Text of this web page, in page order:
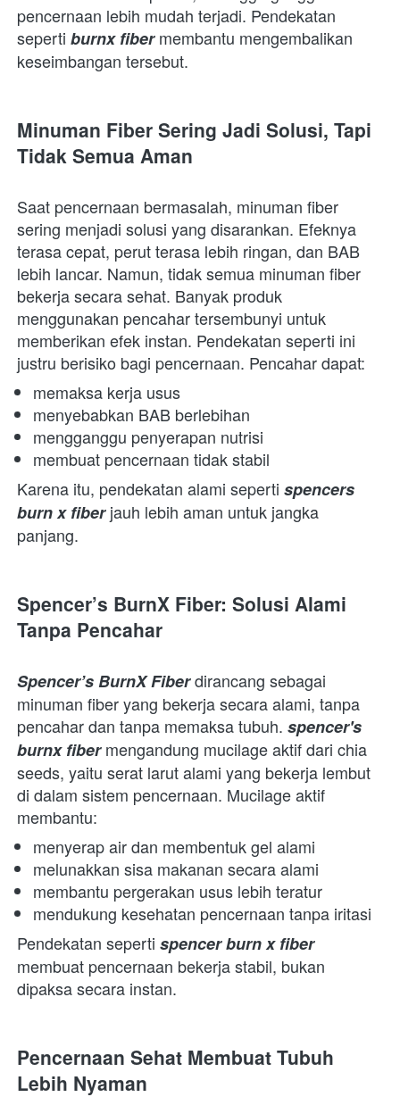
pencernaan lebih mudah terjadi. Pendekatan
seperti burnx fiber membantu mengembalikan
keseimbangan tersebut.
Minuman Fiber Sering Jadi Solusi, Tapi
Tidak Semua Aman
Saat pencernaan bermasalah, minuman fiber
sering menjadi solusi yang disarankan. Efeknya
terasa cepat, perut terasa lebih ringan, dan BAB
lebih lancar. Namun, tidak semua minuman fiber
bekerja secara sehat. Banyak produk
menggunakan pencahar tersembunyi untuk
memberikan efek instan. Pendekatan seperti ini
justru berisiko bagi pencernaan. Pencahar dapat:
memaksa kerja usus
menyebabkan BAB berlebihan
mengganggu penyerapan nutrisi
membuat pencernaan tidak stabil
Karena itu, pendekatan alami seperti spencers
burn x fiber jauh lebih aman untuk jangka
panjang.
Spencer’s BurnX Fiber: Solusi Alami
Tanpa Pencahar
Spencer’s BurnX Fiber dirancang sebagai
minuman fiber yang bekerja secara alami, tanpa
pencahar dan tanpa memaksa tubuh. spencer's
burnx fiber mengandung mucilage aktif dari chia
seeds, yaitu serat larut alami yang bekerja lembut
di dalam sistem pencernaan. Mucilage aktif
membantu:
menyerap air dan membentuk gel alami
melunakkan sisa makanan secara alami
membantu pergerakan usus lebih teratur
mendukung kesehatan pencernaan tanpa iritasi
Pendekatan seperti spencer burn x fiber
membuat pencernaan bekerja stabil, bukan
dipaksa secara instan.
Pencernaan Sehat Membuat Tubuh
Lebih Nyaman